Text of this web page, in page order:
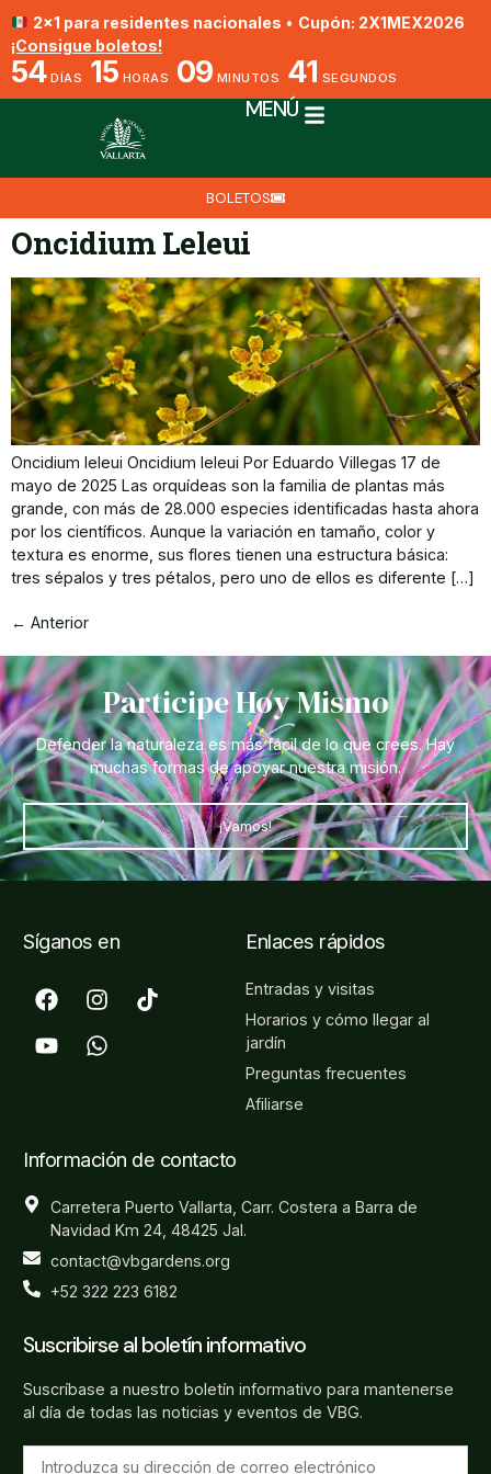
2x1 para residentes nacionales • Cupón: 2X1MEX2026
¡Consigue boletos!
54 DÍAS 15 HORAS 09 MINUTOS 41 SEGUNDOS
MENÚ
BOLETOS
Oncidium Leleui
Oncidium leleui Oncidium leleui Por Eduardo Villegas 17 de
mayo de 2025 Las orquídeas son la familia de plantas más
grande, con más de 28.000 especies identificadas hasta ahora
por los científicos. Aunque la variación en tamaño, color y
textura es enorme, sus flores tienen una estructura básica:
tres sépalos y tres pétalos, pero uno de ellos es diferente […]
← Anterior
Participe Hoy Mismo
Defender la naturaleza es más fácil de lo que crees. Hay
muchas formas de apoyar nuestra misión.
¡Vamos!
Síganos en Enlaces rápidos
Entradas y visitas
Horarios y cómo llegar al
jardín
Preguntas frecuentes
Afiliarse
Información de contacto
Carretera Puerto Vallarta, Carr. Costera a Barra de
Navidad Km 24, 48425 Jal.
contact@vbgardens.org
+52 322 223 6182
Suscribirse al boletín informativo
Suscríbase a nuestro boletín informativo para mantenerse
al día de todas las noticias y eventos de VBG.